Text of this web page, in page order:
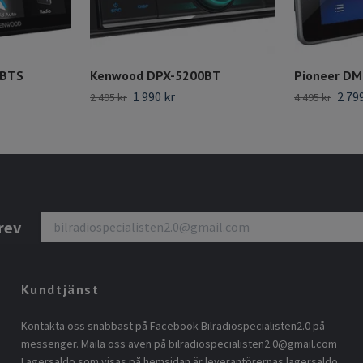
Kenwood DPX-5200BT
2 495 kr 1 990 kr
Pioneer
4 495 kr 2
Kundtjänst
Kontakta oss snabbast på Facebook Bilradiospecialisten2.0 på
messenger. Maila oss även på bilradiospecialisten2.0@gmail.com